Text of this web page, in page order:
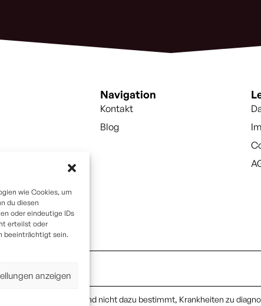
wie Cookies, um
du diesen
oder eindeutige IDs
erteilst oder
beeinträchtigt sein.
anzeigen
Navigation
Kontakt
Blog
Arzneimittel und sind nicht dazu bestimmt, Krankheiten zu